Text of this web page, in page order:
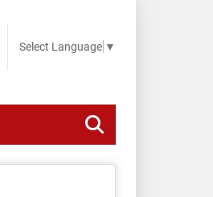
Select Language ▼